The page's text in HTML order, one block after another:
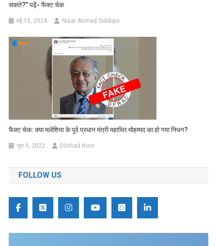
सकते?” पढ़ें- फैक्ट चेक
मई 15, 2024 Nisar Ahmed Siddiqui
फैक्ट चेक: क्या मलेशिया के पूर्व प्रधान मंत्री महाथिर मोहम्मद का हो गया निधन?
जून 9, 2022 Dilshad Noor
FOLLOW US